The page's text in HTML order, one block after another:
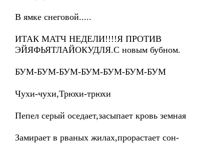
В ямке снеговой.....
ИТАК МАТЧ НЕДЕЛИ!!!!Я ПРОТИВ
ЭЙЯФЬЯТЛАЙОКУДЛЯ.С новым бубном.
БУМ-БУМ-БУМ-БУМ-БУМ-БУМ-БУМ
Чухи-чухи,Трюхи-трюхи
Пепел серый оседает,засыпает кровь земная
Замирает в рваных жилах,прорастает сон-